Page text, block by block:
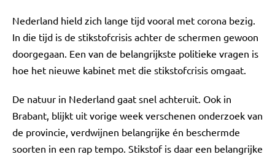
Nederland hield zich lange tijd vooral met corona bezig.
In die tijd is de stikstofcrisis achter de schermen gewoon
doorgegaan. Een van de belangrijkste politieke vragen is
hoe het nieuwe kabinet met die stikstofcrisis omgaat.
De natuur in Nederland gaat snel achteruit. Ook in
Brabant, blijkt uit vorige week verschenen onderzoek van
de provincie, verdwijnen belangrijke én beschermde
soorten in een rap tempo. Stikstof is daar een belangrijke